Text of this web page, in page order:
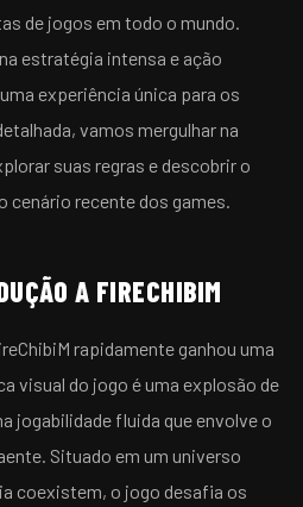
de jogos em todo o mundo.
estratégia intensa e ação
experiência única para os
vamos mergulhar na
suas regras e descobrir o
cenário recente dos games.
A FIRECHIBIM
rapidamente ganhou uma
visual do jogo é uma explosão de
jogabilidade fluida que envolve o
Situado em um universo
coexistem, o jogo desafia os